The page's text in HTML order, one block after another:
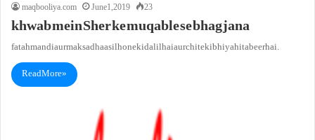
maqbooliya.com June 1, 2019 23
khwab mein Sher ke muqable se bhag jana
fatah mandi aur maksad haasil hone ki dalil hai aur chite ki bhi yahi tabeer hai.
Read More »